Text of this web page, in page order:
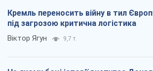
Кремль переносить війну в тил
під загрозою критична логістика
Віктор Ягун 9,7 т.